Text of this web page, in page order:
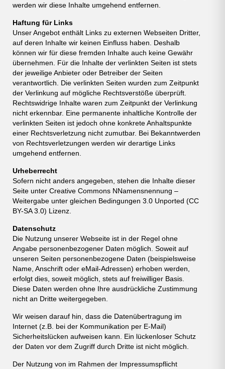
werden wir diese Inhalte umgehend entfernen.
Haftung für Links
Unser Angebot enthält Links zu externen Webseiten Dritter,
auf deren Inhalte wir keinen Einfluss haben. Deshalb
können wir für diese fremden Inhalte auch keine Gewähr
übernehmen. Für die Inhalte der verlinkten Seiten ist stets
der jeweilige Anbieter oder Betreiber der Seiten
verantwortlich. Die verlinkten Seiten wurden zum Zeitpunkt
der Verlinkung auf mögliche Rechtsverstöße überprüft.
Rechtswidrige Inhalte waren zum Zeitpunkt der Verlinkung
nicht erkennbar. Eine permanente inhaltliche Kontrolle der
verlinkten Seiten ist jedoch ohne konkrete Anhaltspunkte
einer Rechtsverletzung nicht zumutbar. Bei Bekanntwerden
von Rechtsverletzungen werden wir derartige Links
umgehend entfernen.
Urheberrecht
Sofern nicht anders angegeben, stehen die Inhalte dieser
Seite unter Creative Commons NNamensnennung –
Weitergabe unter gleichen Bedingungen 3.0 Unported (CC
BY-SA 3.0) Lizenz.
Datenschutz
Die Nutzung unserer Webseite ist in der Regel ohne
Angabe personenbezogener Daten möglich. Soweit auf
unseren Seiten personenbezogene Daten (beispielsweise
Name, Anschrift oder eMail-Adressen) erhoben werden,
erfolgt dies, soweit möglich, stets auf freiwilliger Basis.
Diese Daten werden ohne Ihre ausdrückliche Zustimmung
nicht an Dritte weitergegeben.
Wir weisen darauf hin, dass die Datenübertragung im
Internet (z.B. bei der Kommunikation per E-Mail)
Sicherheitslücken aufweisen kann. Ein lückenloser Schutz
der Daten vor dem Zugriff durch Dritte ist nicht möglich.
Der Nutzung von im Rahmen der Impressumspflicht